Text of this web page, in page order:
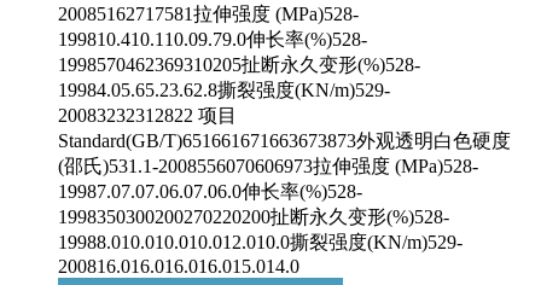
20085162717581拉伸强度 (MPa)528-
199810.410.110.09.79.0伸长率(%)528-
1998570462369310205扯断永久变形(%)528-
19984.05.65.23.62.8撕裂强度(KN/m)529-
20083232312822 项目
Standard(GB/T)651661671663673873外观透明白色硬度
(邵氏)531.1-2008556070606973拉伸强度 (MPa)528-
19987.07.07.06.07.06.0伸长率(%)528-
1998350300200270220200扯断永久变形(%)528-
19988.010.010.010.012.010.0撕裂强度(KN/m)529-
200816.016.016.016.015.014.0